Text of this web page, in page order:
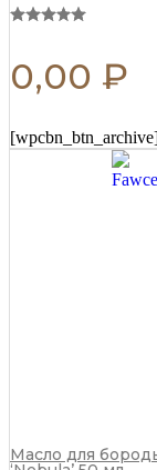
0,00 ₽
Масло для